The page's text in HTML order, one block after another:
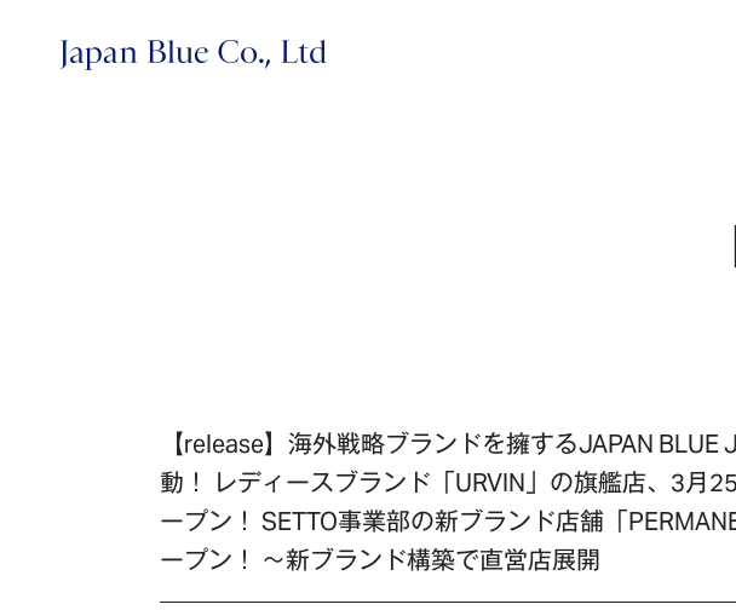
【release】海外戦略ブランドを擁するJAPAN
動！ レディースブランド「URVIN」の旗艦店、3月
ープン！ SETTO事業部の新ブランド店舗「
ープン！ ～新ブランド構築で直営店展開